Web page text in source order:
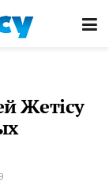
Жетісу